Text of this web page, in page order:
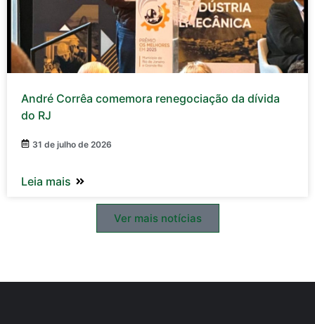
André Corrêa comemora renegociação da dívida
do RJ
31 de julho de 2026
Leia mais
Ver mais notícias